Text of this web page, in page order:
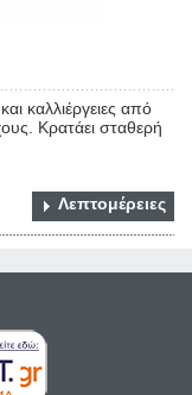
καλλιέργειες από
Κρατάει σταθερή
Λεπτομέρειες